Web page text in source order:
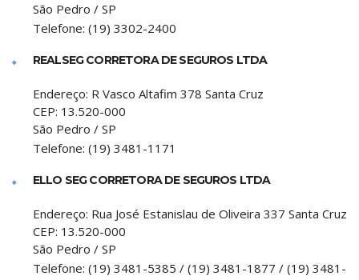
São Pedro / SP
Telefone: (19) 3302-2400
REALSEG CORRETORA DE SEGUROS LTDA
Endereço: R Vasco Altafim 378 Santa Cruz
CEP: 13.520-000
São Pedro / SP
Telefone: (19) 3481-1171
ELLO SEG CORRETORA DE SEGUROS LTDA
Endereço: Rua José Estanislau de Oliveira 337 Santa Cruz
CEP: 13.520-000
São Pedro / SP
Telefone: (19) 3481-5385 / (19) 3481-1877 / (19) 3481-